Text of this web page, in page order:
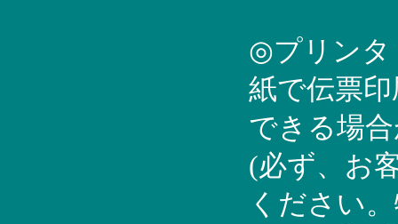
◎プリンタ
紙で伝票
できる場
(必ず、お
ください